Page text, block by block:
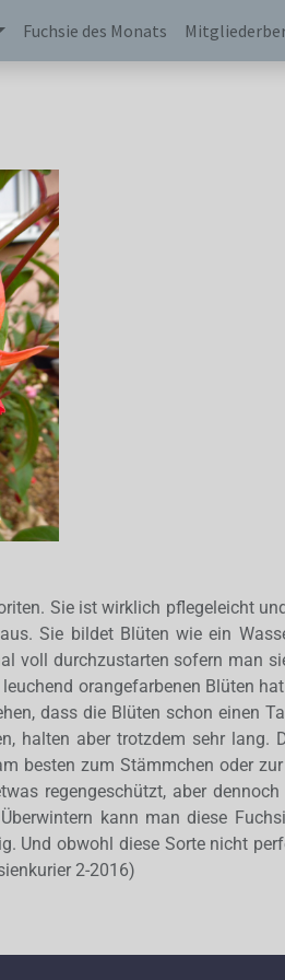
Fuchsie des Monats
Sie ist wirklich pflegeleicht
Sie bildet Blüten wie ein
voll durchzustarten sofern man
orangefarbenen Blüten
dass die Blüten schon einen
halten aber trotzdem sehr lang.
besten zum Stämmchen oder
regengeschützt, aber
kann man diese
Und obwohl diese Sorte nicht
2-2016)